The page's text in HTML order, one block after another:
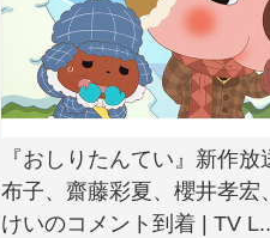
『おしりたんてい』新作放
布子、齋藤彩夏、櫻井孝宏
けいのコメント到着 | TV